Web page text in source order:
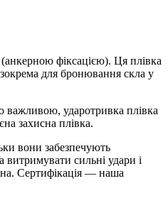
фіксацією). Ця плівка
для бронювання скла у
важливою, ударотривка плівка
захисна плівка.
вони забезпечують
витримувати сильні удари і
Сертифікація — наша